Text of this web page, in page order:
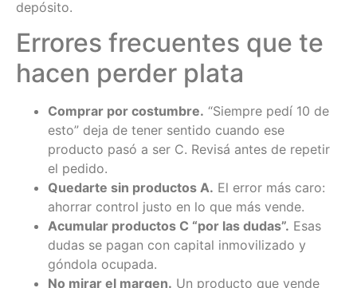
depósito.
Errores frecuentes que te
hacen perder plata
Comprar por costumbre. “Siempre pedí 10 de
esto” deja de tener sentido cuando ese
producto pasó a ser C. Revisá antes de repetir
el pedido.
Quedarte sin productos A. El error más caro:
ahorrar control justo en lo que más vende.
Acumular productos C “por las dudas”. Esas
dudas se pagan con capital inmovilizado y
góndola ocupada.
No mirar el margen. Un producto que vende